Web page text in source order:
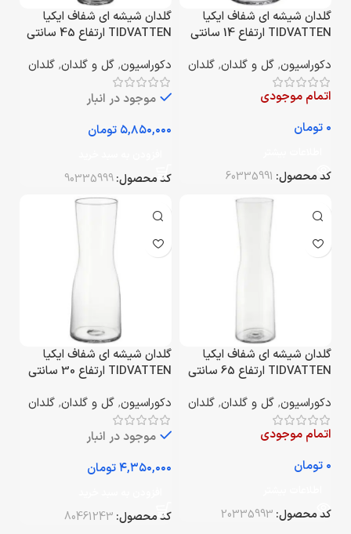
گلدان شیشه ای شفاف ایکیا
TIDVATTEN ارتفاع 14 سانتی
دکوراسیون, گل و گلدان, گلدان
اتمام موجودی
تومان
کد محصول: 60335991
گلدان شیشه ای شفاف ایکیا
TIDVATTEN ارتفاع 45 سانتی
دکوراسیون, گل و گلدان, گلدان
موجود در انبار
تومان
کد محصول:90335999
گلدان شیشه ای شفاف ایکیا
TIDVATTEN ارتفاع 65 سانتی
دکوراسیون, گل و گلدان, گلدان
اتمام موجودی
تومان
کد محصول: 20335993
گلدان شیشه ای شفاف ایکیا
TIDVATTEN ارتفاع 30 سانتی
دکوراسیون, گل و گلدان, گلدان
موجود در انبار
تومان
کد محصول: 80461243